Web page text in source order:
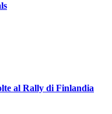
al Rally di Finlandia